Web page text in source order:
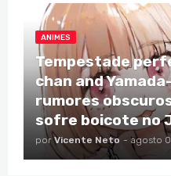
ANIMES
Tempestade
chan and
rumores
sofre boicote no
por Vicente Neto - agosto